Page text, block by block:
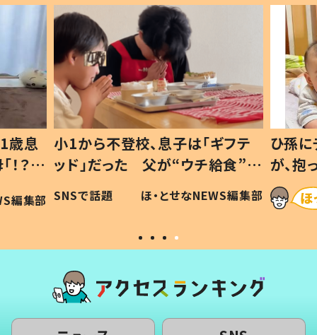
歳息
？」
編集部
小1から不登校、息子は「ギフテ
ッド」だった 父が“ウチ給食”を
作り続ける理由とは #令和の親
#令和の子
SNSで話題 ほ・とせなNEWS編集部
ひ孫
が、
「涙が
い」